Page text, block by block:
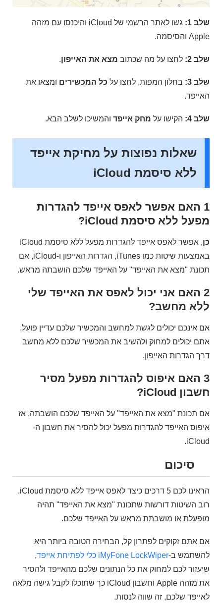
שלב 1:
גשו לאתר הרשמי של iCloud והיכנסו עם מזהה
Apple והסיסמה.
שלב 2: לחצו על מה שכתוב מצא את האייפון.
שלב 3: בחלון המפות, לחצו על כל המכשירים ומצאו את
האייפד.
שלב 4: הקישו על מחק אייפד והמשיכו לשלב הבא.
שאלות נפוצות על מחיקת אייפד
ללא סיסמת iCloud
1 האם אפשר לאפס אייפד להגדרות
מפעל ללא סיסמת iCloud?
כן
, אפשר לאפס אייפד להגדרות מפעל ללא סיסמת iCloud
באמצעות שיטות כמו iTunes, הגדרות האייפון ו-iCloud, אם
תכונת "מצא את האייפד" על האייפד שלכם הושבתה מראש.
2 האם אני יכול לאפס את האייפד שלי
ללא מחשב?
אם אינכם יכולים לגשת למחשב והמכשיר שלכם עדיין פועל,
אתם יכולים למחוק ולהשיב את המכשיר שלכם ללא מחשב
דרך הגדרות האייפון.
3 האם איפוס להגדרות מפעל מסיר
חשבון iCloud?
אם תכונת "מצא את האייפד" על האייפד שלכם הושבתה, אז
איפוס האייפד להגדרות מפעל יכול להסיר את חשבון ה-
iCloud.
סיכום
הראינו לכם 5 דרכים כיצד לאפס אייפד ללא סיסמת iCloud.
רוב השיטות דורשות שתכונת "מצא את האייפד" תהיה
מופעלת או מושבתת מראש על האייפד שלכם.
אם אתם זקוקים לפתרון קל, הבחירה הטובה ביותר היא
להשתמש ב-iMyFone LockWiper כלי לפתיחת אייפד
,
שיעזור לכם למחוק את כל הנתונים שלכם מהאייפד ולהסיר
את מזהה Apple וחשבון iCloud כך שתוכלו לקבל גישה מלאה
לאייפד שלכם, זה שווה לנסות.